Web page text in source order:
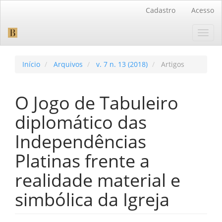
Barra
Cadastro Acesso
Início Arquivos v. 7 n. 13 (2018) Artigos
O Jogo de Tabuleiro
diplomático das
Independências
Platinas frente a
realidade material e
simbólica da Igreja